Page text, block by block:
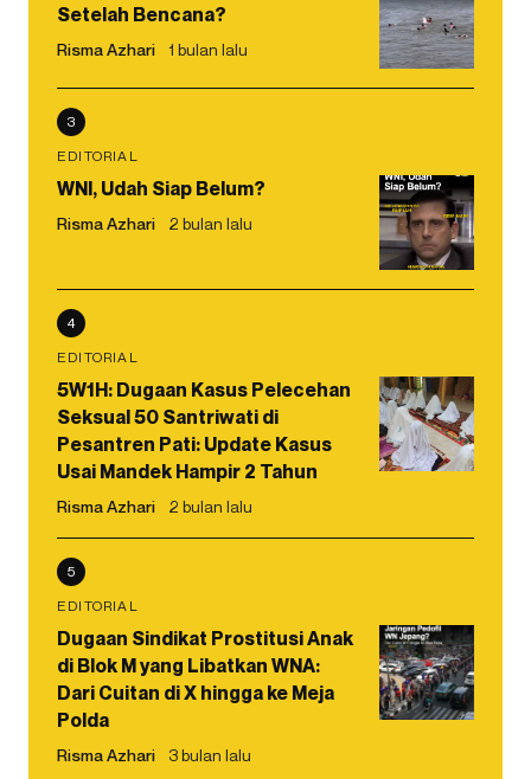
Setelah Bencana?
Risma Azhari 1 bulan lalu
3
EDITORIAL
WNI, Udah Siap Belum?
Risma Azhari 2 bulan lalu
4
EDITORIAL
5W1H: Dugaan Kasus Pelecehan
Seksual 50 Santriwati di
Pesantren Pati: Update Kasus
Usai Mandek Hampir 2 Tahun
Risma Azhari 2 bulan lalu
5
EDITORIAL
Dugaan Sindikat Prostitusi Anak
di Blok M yang Libatkan WNA:
Dari Cuitan di X hingga ke Meja
Polda
Risma Azhari 3 bulan lalu